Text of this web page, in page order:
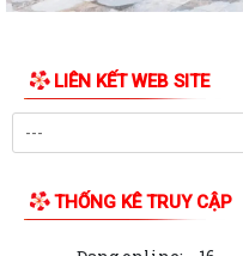
Nghị quyết 26/2026/NQ-
Nghị quyết số 25/2026/NQ-
phố Hải Phòng quy định tiêu
phố Nghị quyết quy định mức trợ
LIÊN KẾT WEB SITE
THỐNG KÊ TRUY CẬP